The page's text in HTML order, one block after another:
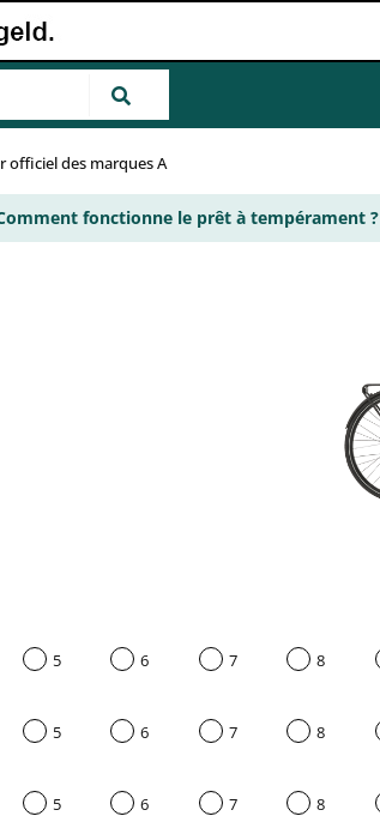
officiel des marques A
fonctionne le prêt à tempérament ?
5 6 7 8
5 6 7 8
5 6 7 8